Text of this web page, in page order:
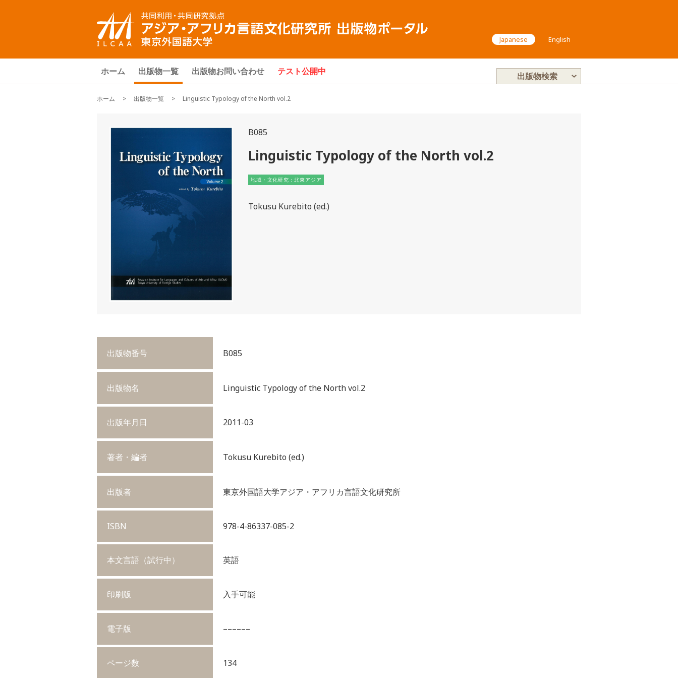
Japanese English
ホーム 出版物一覧 出版物お問い合わせ テスト公開中 出版物検索
ホーム > 出版物一覧 > Linguistic Typology of the North vol.2
B085
Linguistic Typology of the North vol.2
地域・文化研究：北東アジア
Tokusu Kurebito (ed.)
出版物番号 B085
出版物名 Linguistic Typology of the North vol.2
出版年月日 2011-03
著者・編者 Tokusu Kurebito (ed.)
出版者 東京外国語大学アジア・アフリカ言語文化研究所
ISBN 978-4-86337-085-2
本文言語（試行中） 英語
印刷版 入手可能
電子版 ––––––
ページ数 134